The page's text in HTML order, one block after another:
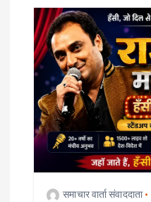
v
g
a
t
समाचार वार्ता संवाददाता